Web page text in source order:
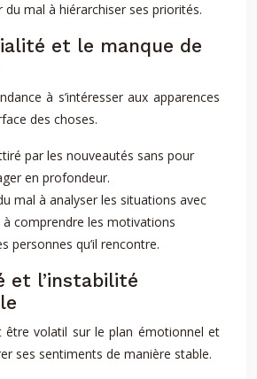
du mal à hiérarchiser ses priorités.
et le manque de
à s’intéresser aux apparences
des choses.
par les nouveautés sans pour
en profondeur.
mal à analyser les situations avec
comprendre les motivations
personnes qu’il rencontre.
et l’instabilité
être volatil sur le plan émotionnel et
ses sentiments de manière stable.